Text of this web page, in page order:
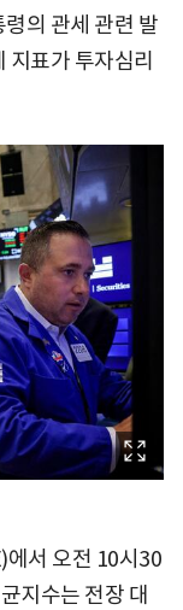
의 관세 관련 발
지표가 투자심리
서 오전 10시30
지수는 전장 대